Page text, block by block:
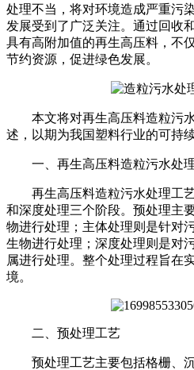
处理不当，将对环境造成严重污
发展受到了广泛关注。通过回收
具有高附加值的再生高压料，不
节约资源，促进绿色发展。
本文将对再生高压料造粒污
述，以期为我国塑料行业的可持
一、再生高压料造粒污水处
再生高压料造粒污水处理工
和深度处理三个阶段。预处理主
物进行处理；主体处理则是针对
生物进行处理；深度处理则是对
属进行处理。整个处理过程旨在
境。
二、预处理工艺
预处理工艺主要包括格栅、